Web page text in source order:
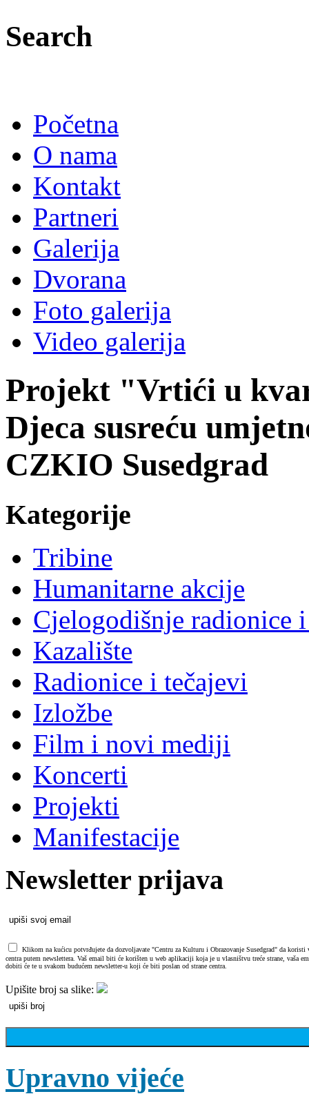
Search
Početna
O nama
Kontakt
Partneri
Galerija
Dvorana
Foto galerija
Video galerija
Projekt "Vrtići u
Djeca susreću
CZKIO Susedgrad
Kategorije
Tribine
Humanitarne akcije
Cjelogodišnje radionice
Kazalište
Radionice i tečajevi
Izložbe
Film i novi mediji
Koncerti
Projekti
Manifestacije
Newsletter prijava
Klikom na kućicu potvrđujete da dozvoljavate "Centru za Kulturu i Obrazovanje Susedgrad" da
centra putem newslettera. Vaš email biti će korišten u web aplikaciji koja je u vlasništvu treće strane,
dobiti će te u svakom budućem newsletter-u koji će biti poslan od strane centra.
Upišite broj sa slike:
Upravno vijeće